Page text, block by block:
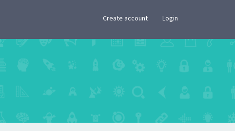
Create account Login